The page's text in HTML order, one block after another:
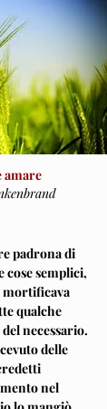
amare
padrona di
cose semplici,
mortificava
qualche
necessario.
delle
nel